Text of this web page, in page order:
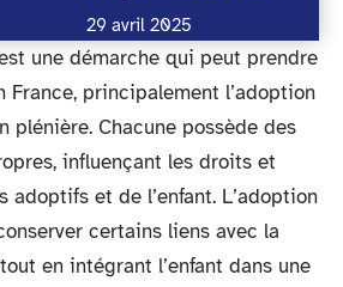
29 avril 2025
une démarche qui peut prendre
France, principalement l’adoption
plénière. Chacune possède des
influençant les droits et
adoptifs et de l’enfant. L’adoption
certains liens avec la
en intégrant l’enfant dans une